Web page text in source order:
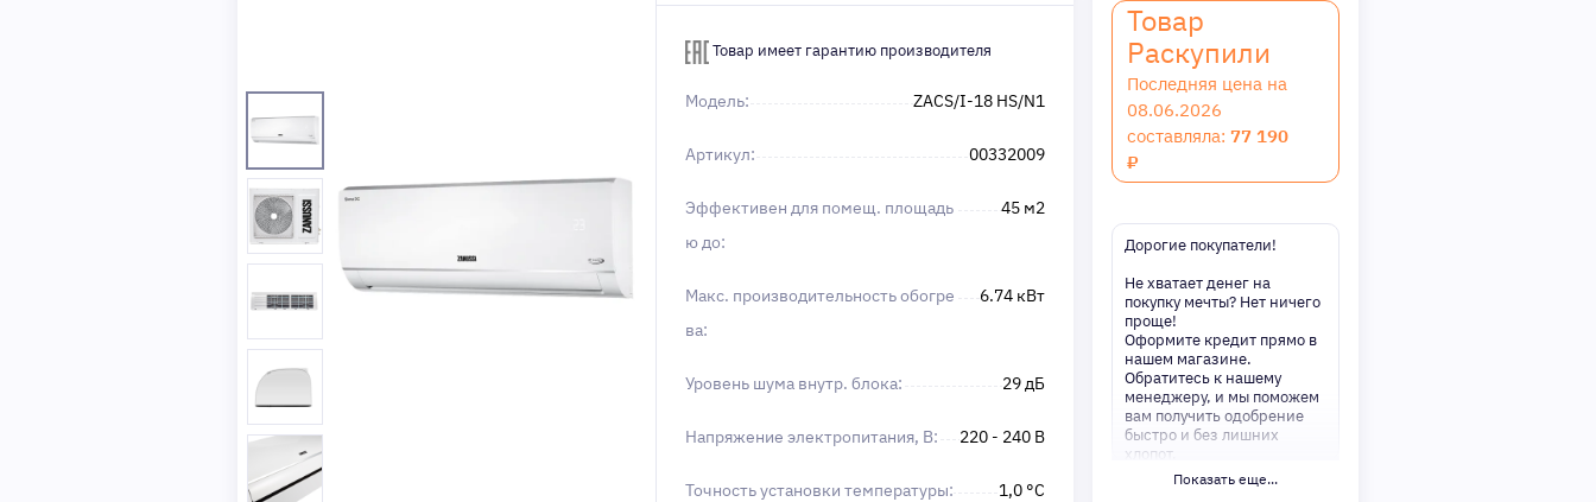
Товар имеет гарантию производителя
Модель: ZACS/I-18 HS/N1
Артикул: 00332009
Эффективен для помещ. площадь
ю до:
45 м2
Макс. производительность обогре
ва:
6.74 кВт
Уровень шума внутр. блока: 29 дБ
Напряжение электропитания, В: 220 - 240 В
Точность установки температуры: 1,0 °С
Товар
Раскупили
Последняя цена на
08.06.2026
составляла: 77 190
₽
Дорогие покупатели!
Не хватает денег на
покупку мечты? Нет ничего
проще!
Оформите кредит прямо в
нашем магазине.
Обратитесь к нашему
менеджеру, и мы поможем
вам получить одобрение
быстро и без лишних
хлопот.
Показать еще...